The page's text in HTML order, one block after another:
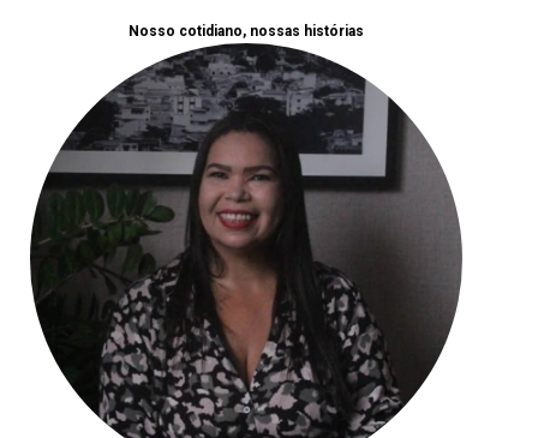
Nosso cotidiano, nossas histórias